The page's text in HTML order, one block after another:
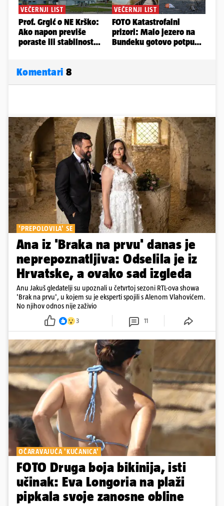
Komentari 8
'PREPOLOVILA' SE
Ana iz 'Braka na prvu' danas je
neprepoznatljiva: Odselila je iz
Hrvatske, a ovako sad izgleda
Anu Jakuš gledatelji su upoznali u četvrtoj sezoni RTL-ova showa
'Brak na prvu', u kojem su je eksperti spojili s Alenom Vlahovićem.
No njihov odnos nije zaživio
3 11
OČARAVAJUĆA 'KUĆANICA'
FOTO Druga boja bikinija, isti
učinak: Eva Longoria na plaži
pipkala svoje zanosne obline